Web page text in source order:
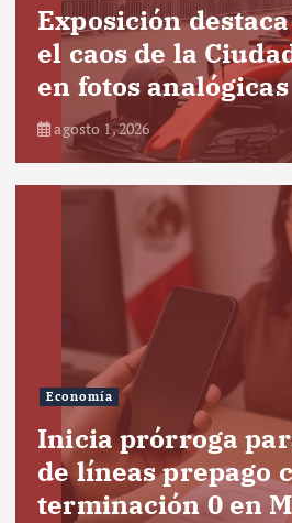
Exposición
el caos de la
en fotos analógicas
agosto 1, 2026
Economía
Inicia prórroga
de líneas prepago
terminación 0 en